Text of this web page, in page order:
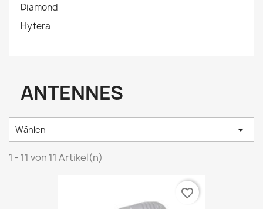
Diamond
Hytera
ANTENNES
Wählen 
1 - 11 von 11 Artikel(n)
favorite_border